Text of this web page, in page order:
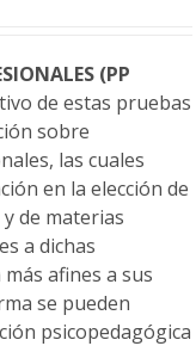
(PP
de estas pruebas
sobre
las cuales
en la elección de
de materias
a dichas
afines a sus
se pueden
psicopedagógica